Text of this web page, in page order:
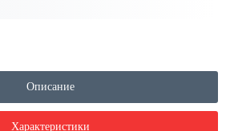
Описание
Характеристики